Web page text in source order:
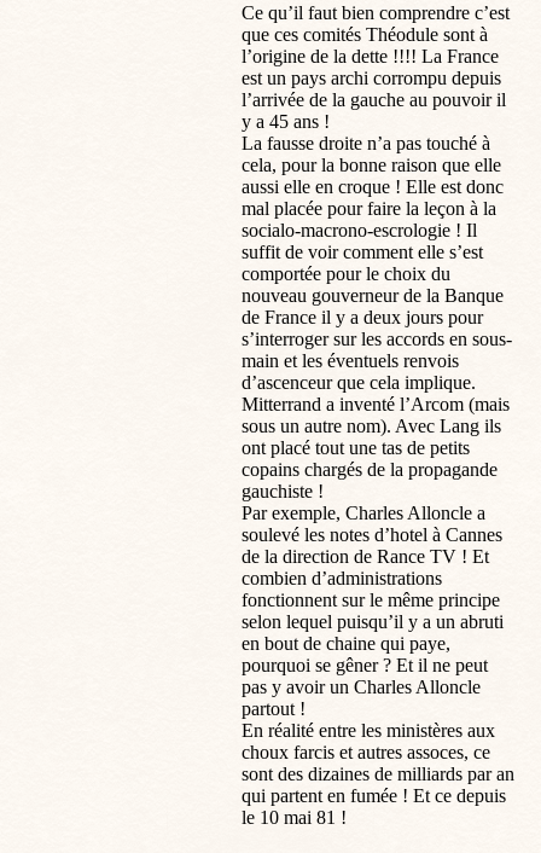
Ce qu’il faut bien comprendre c’est
que ces comités Théodule sont à
l’origine de la dette !!!! La France
est un pays archi corrompu depuis
l’arrivée de la gauche au pouvoir il
y a 45 ans !
La fausse droite n’a pas touché à
cela, pour la bonne raison que elle
aussi elle en croque ! Elle est donc
mal placée pour faire la leçon à la
socialo-macrono-escrologie ! Il
suffit de voir comment elle s’est
comportée pour le choix du
nouveau gouverneur de la Banque
de France il y a deux jours pour
s’interroger sur les accords en sous-
main et les éventuels renvois
d’ascenceur que cela implique.
Mitterrand a inventé l’Arcom (mais
sous un autre nom). Avec Lang ils
ont placé tout une tas de petits
copains chargés de la propagande
gauchiste !
Par exemple, Charles Alloncle a
soulevé les notes d’hotel à Cannes
de la direction de Rance TV ! Et
combien d’administrations
fonctionnent sur le même principe
selon lequel puisqu’il y a un abruti
en bout de chaine qui paye,
pourquoi se gêner ? Et il ne peut
pas y avoir un Charles Alloncle
partout !
En réalité entre les ministères aux
choux farcis et autres assoces, ce
sont des dizaines de milliards par an
qui partent en fumée ! Et ce depuis
le 10 mai 81 !